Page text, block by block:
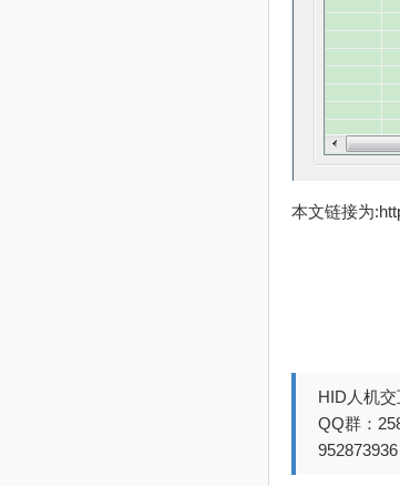
本文链接为
HID人机
QQ群：